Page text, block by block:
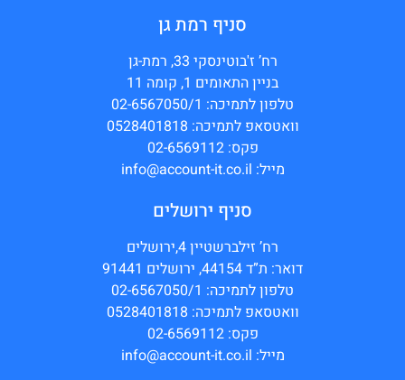
סניף רמת גן
רח’ ז'בוטינסקי 33, רמת-גן
בניין התאומים 1, קומה 11
טלפון לתמיכה: 02-6567050/1
וואטסאפ לתמיכה: 0528401818
פקס: 02-6569112
מייל: info@account-it.co.il
סניף ירושלים
רח’ זילברשטיין 4,ירושלים
דואר: ת”ד 44154, ירושלים 91441
טלפון לתמיכה: 02-6567050/1
וואטסאפ לתמיכה: 0528401818
פקס: 02-6569112
מייל: info@account-it.co.il